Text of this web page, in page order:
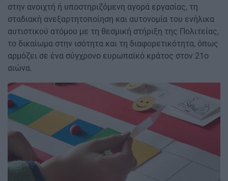
στην ανοιχτή ή υποστηριζόμενη αγορά εργασίας, τη
σταδιακή ανεξαρτητοποίηση και αυτονομία του ενήλικα
αυτιστικού ατόμου με τη θεσμική στήριξη της Πολιτείας,
το δικαίωμα στην ισότητα και τη διαφορετικότητα, όπως
αρμόζει σε ένα σύγχρονο ευρωπαϊκό κράτος στον 21ο
αιώνα.
Image